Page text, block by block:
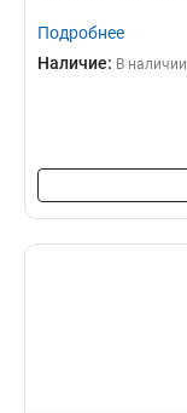
Подробнее
Наличие: В наличии